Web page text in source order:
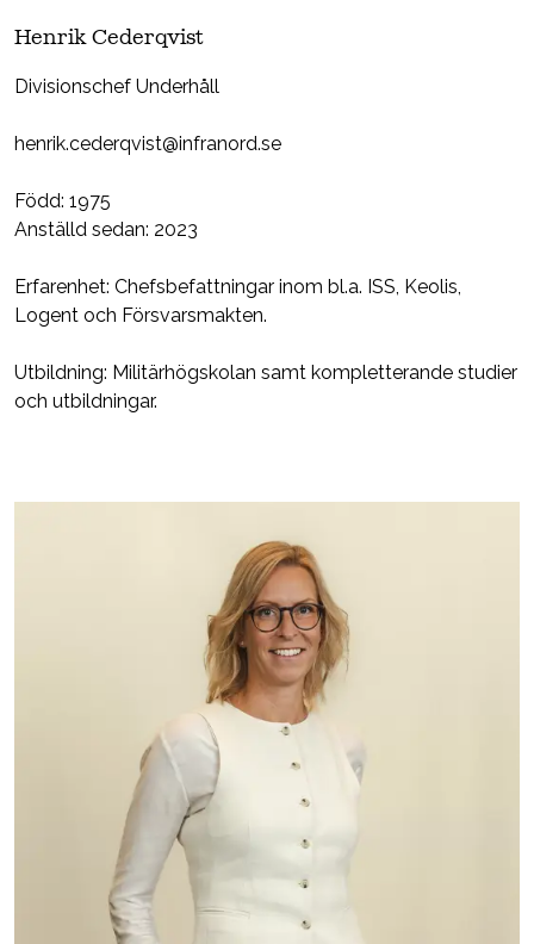
Henrik Cederqvist
Divisionschef Underhåll
henrik.cederqvist@infranord.se
Född: 1975
Anställd sedan: 2023
Erfarenhet: Chefsbefattningar inom bl.a. ISS, Keolis,
Logent och Försvarsmakten.
Utbildning: Militärhögskolan samt kompletterande studier
och utbildningar.